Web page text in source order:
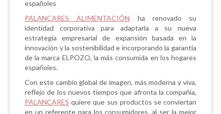
españoles
PALANCARES ALIMENTACIÓN ha renovado su
identidad corporativa para adaptarla a su nueva
estrategia empresarial de expansión basada en la
innovación y la sostenibilidad e incorporando la garantía
de la marca ELPOZO, la más consumida en los hogares
españoles.
Con este cambio global de imagen, más moderna y viva,
reflejo de los nuevos tiempos que afronta la compañía,
PALANCARES quiere que sus productos se conviertan
en un referente para los consumidores, al ser la mejor